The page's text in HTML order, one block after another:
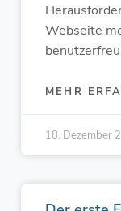
Webseite
MEHR
18. Dezember